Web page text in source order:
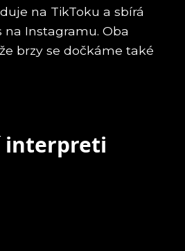
na TikToku a sbírá
na Instagramu. Oba
brzy se dočkáme také
interpreti